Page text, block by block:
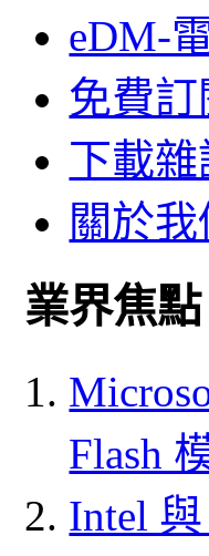
eDM-
免費訂
下載雜
關於我
業界焦點
Flash
Intel